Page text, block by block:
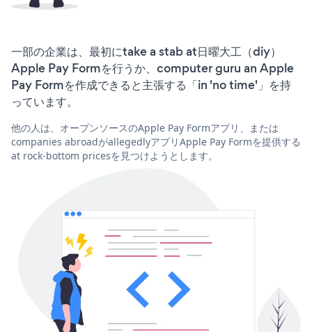
一部の企業は、最初にtake a stab at日曜大工（diy）
Apple Pay Formを行うか、computer guru an Apple
Pay Formを作成できると主張する「in 'no time'」を持
っています。
他の人は、オープンソースのApple Pay Formアプリ、または
companies abroadがallegedlyアプリApple Pay Formを提供する
at rock-bottom pricesを見つけようとします。